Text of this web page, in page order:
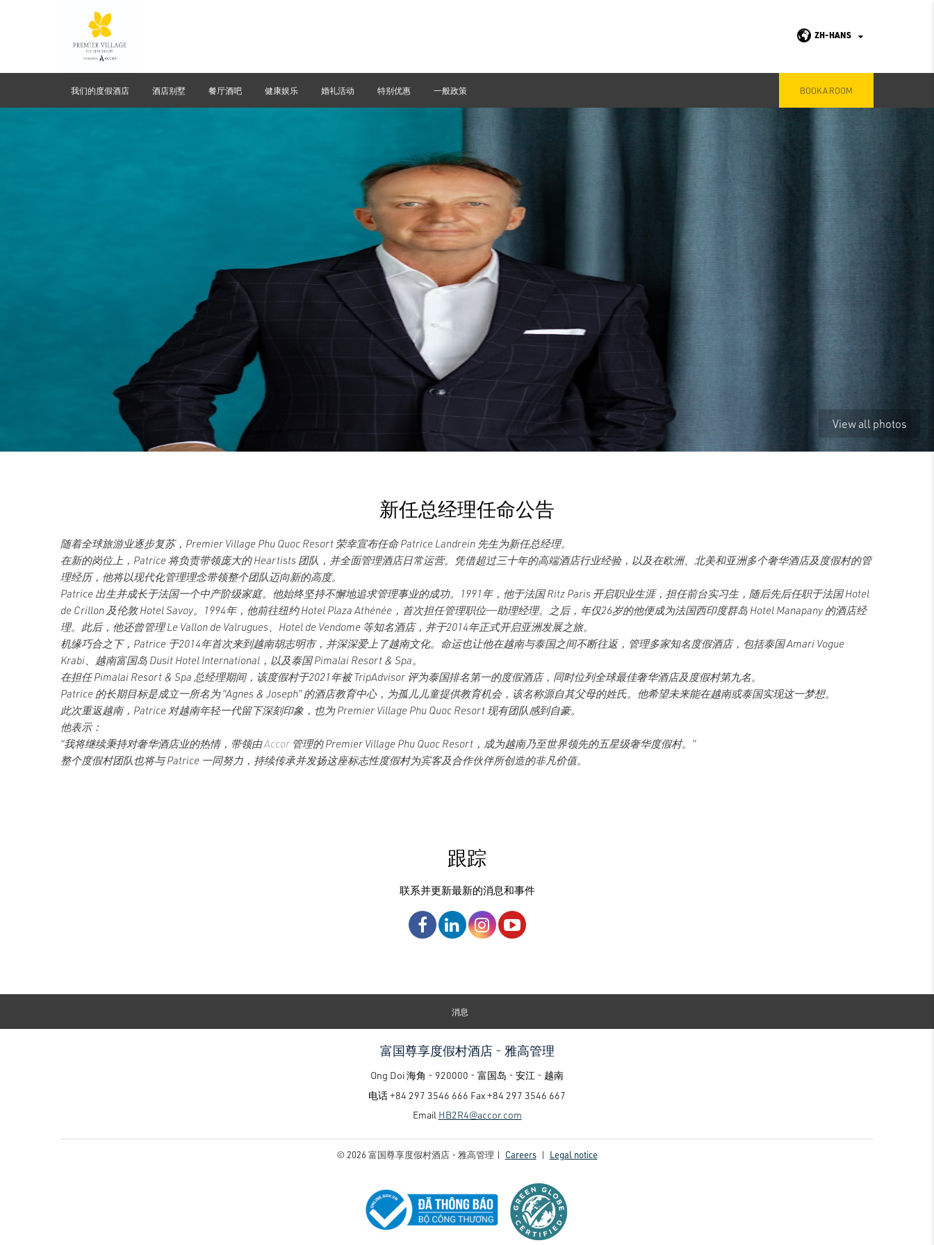
ZH-HANS
我们的度假酒店 酒店别墅 餐厅酒吧 健康娱乐 婚礼活动 特别优惠 一般政策 BOOK A ROOM
View all photos
新任总经理任命公告
随着全球旅游业逐步复苏，Premier Village Phu Quoc Resort 荣幸宣布任命 Patrice Landrein 先生为新任总经理。
在新的岗位上，Patrice 将负责带领庞大的 Heartists 团队，并全面管理酒店日常运营。凭借超过三十年的高端酒店行业经验，以及在欧洲、北美和亚洲多个奢华酒店及度假村的管
理经历，他将以现代化管理理念带领整个团队迈向新的高度。
Patrice 出生并成长于法国一个中产阶级家庭。他始终坚持不懈地追求管理事业的成功。1991年，他于法国 Ritz Paris 开启职业生涯，担任前台实习生，随后先后任职于法国 Hotel
de Crillon 及伦敦 Hotel Savoy。1994年，他前往纽约 Hotel Plaza Athénée，首次担任管理职位——助理经理。之后，年仅26岁的他便成为法国西印度群岛 Hotel Manapany 的酒店经
理。此后，他还曾管理 Le Vallon de Valrugues、Hotel de Vendome 等知名酒店，并于2014年正式开启亚洲发展之旅。
机缘巧合之下，Patrice 于2014年首次来到越南胡志明市，并深深爱上了越南文化。命运也让他在越南与泰国之间不断往返，管理多家知名度假酒店，包括泰国 Amari Vogue
Krabi、越南富国岛 Dusit Hotel International，以及泰国 Pimalai Resort & Spa。
在担任 Pimalai Resort & Spa 总经理期间，该度假村于2021年被 TripAdvisor 评为泰国排名第一的度假酒店，同时位列全球最佳奢华酒店及度假村第九名。
Patrice 的长期目标是成立一所名为 “Agnes & Joseph” 的酒店教育中心，为孤儿儿童提供教育机会，该名称源自其父母的姓氏。他希望未来能在越南或泰国实现这一梦想。
此次重返越南，Patrice 对越南年轻一代留下深刻印象，也为 Premier Village Phu Quoc Resort 现有团队感到自豪。
他表示：
“我将继续秉持对奢华酒店业的热情，带领由Accor 管理的 Premier Village Phu Quoc Resort，成为越南乃至世界领先的五星级奢华度假村。”
整个度假村团队也将与 Patrice 一同努力，持续传承并发扬这座标志性度假村为宾客及合作伙伴所创造的非凡价值。
跟踪
联系并更新最新的消息和事件
消息
富国尊享度假村酒店 - 雅高管理
Ong Doi 海角 - 920000 - 富国岛 - 安江 - 越南
电话+84 297 3546 666 Fax+84 297 3546 667
Email HB2R4@accor.com
© 2026 富国尊享度假村酒店 - 雅高管理 | Careers| Legal notice